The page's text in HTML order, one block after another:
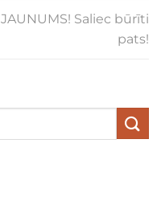
JAUNUMS! Saliec būrīti
pats!